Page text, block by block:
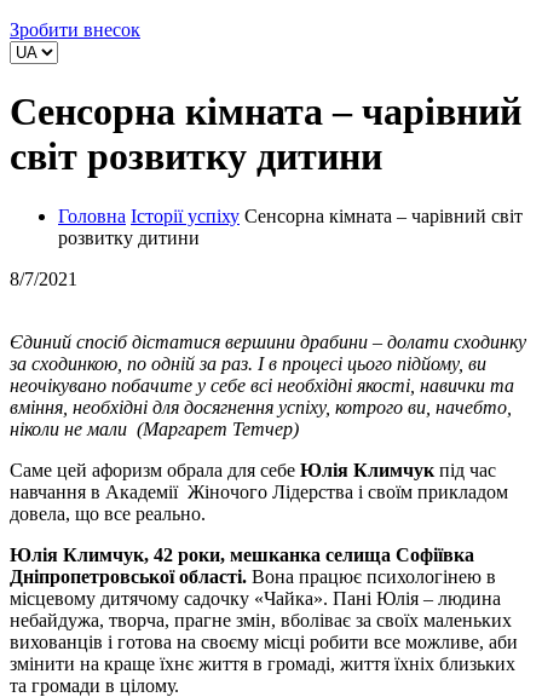
Зробити внесок
Сенсорна кімната – чарівний
світ розвитку дитини
Головна Історії успіху Сенсорна кімната – чарівний світ
розвитку дитини
8/7/2021
Єдиний спосіб дістатися вершини драбини – долати сходинку
за сходинкою, по одній за раз. І в процесі цього підйому, ви
неочікувано побачите у себе всі необхідні якості, навички та
вміння, необхідні для досягнення успіху, котрого ви, начебто,
ніколи не мали (Маргарет Тетчер)
Саме цей афоризм обрала для себе Юлія Климчук під час
навчання в Академії Жіночого Лідерства і своїм прикладом
довела, що все реально.
Юлія Климчук, 42 роки, мешканка селища Софіївка
Дніпропетровської області. Вона працює психологінею в
місцевому дитячому садочку «Чайка». Пані Юлія – людина
небайдужа, творча, прагне змін, вболіває за своїх маленьких
вихованців і готова на своєму місці робити все можливе, аби
змінити на краще їхнє життя в громаді, життя їхніх близьких
та громади в цілому.